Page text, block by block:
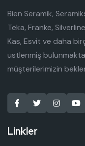
Bien Seramik,
Teka, Franke,
Kas, Esvit ve daha
üstlenmiş
müşterilerimizin
Linkler